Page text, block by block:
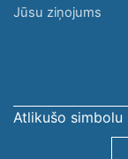
Jūsu
Atlikušo simbolu